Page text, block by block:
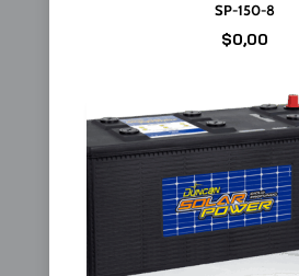
SP-150-8
$0,00